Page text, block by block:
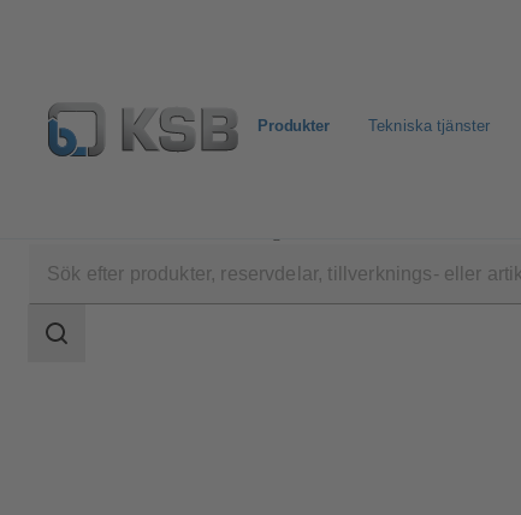
Produkter Tekniska tjänster
Sökomfattning